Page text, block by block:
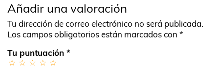
Añadir una valoración
Tu dirección de correo electrónico no será publicada.
Los campos obligatorios están marcados con *
Tu puntuación *